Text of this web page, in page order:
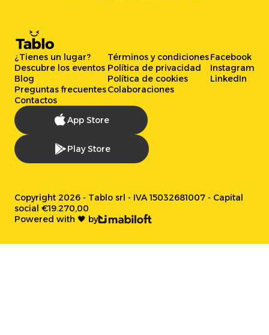
¿Tienes un lugar?
Descubre los eventos
Blog
Preguntas frecuentes
Contactos
Términos y condiciones
Política de privacidad
Política de cookies
Colaboraciones
Facebook
Instagram
LinkedIn
App Store
Play Store
Copyright 2026 - Tablo srl - IVA 15032681007 - Capital
social €19.270,00
Powered with 🖤 by